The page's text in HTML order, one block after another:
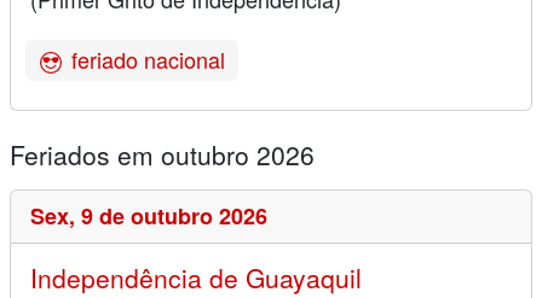
feriado nacional
Feriados em outubro 2026
Sex, 9 de outubro 2026
Independência de Guayaquil